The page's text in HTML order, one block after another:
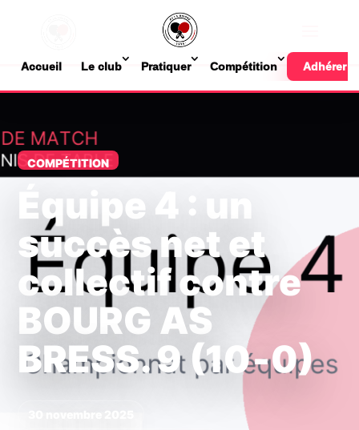
Accueil Le club Pratiquer Compétition Adhérer
COMPÉTITION
Équipe 4 : un
succès net et
collectif contre
BOURG AS
BRESS. 9 (10‑0)